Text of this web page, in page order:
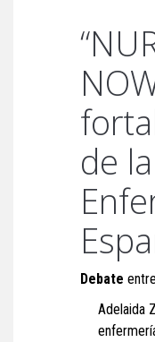
de la
Debate entre
Adelaida